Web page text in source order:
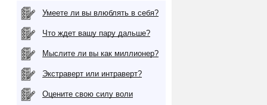
Умеете ли вы влюблять в себя?
Что ждет вашу пару дальше?
Мыслите ли вы как миллионер?
Экстраверт или интраверт?
Оцените свою силу воли